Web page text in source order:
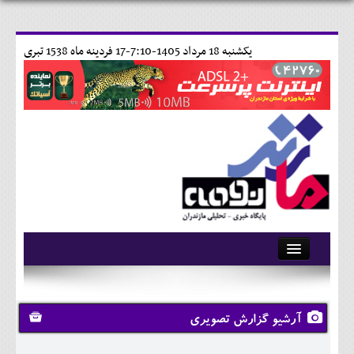
17 فردينه ماه 1538 تبری يکشنبه 18 مرداد 1405-7:10-
آرشیو
تماس با ما
وبلاگ
آرشیو گزارش تصویری